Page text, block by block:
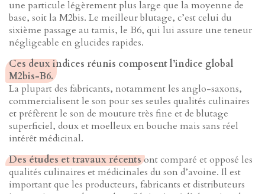
une particule légèrement plus large que la moyenne de
base, soit la M2bis. Le meilleur blutage, c’est celui du
sixième passage au tamis, le B6, qui lui assure une teneur
négligeable en glucides rapides.
Ces deux indices réunis composent l’indice global
M2bis-B6.
La plupart des fabricants, notamment les anglo-saxons,
commercialisent le son pour ses seules qualités culinaires
et préfèrent le son de mouture très fine et de blutage
superficiel, doux et moelleux en bouche mais sans réel
intérêt médicinal.
Des études et travaux récentsont comparé et opposé les
qualités culinaires et médicinales du son d’avoine. Il est
important que les producteurs, fabricants et distributeurs